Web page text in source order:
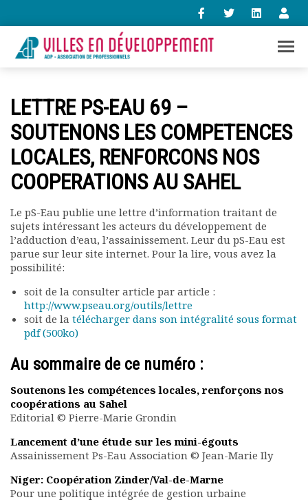
contact@villes-developpement.org
Accueil
L’association
Qui sommes-nous ?
Le bureau
Statuts de l’association
Vie de l’association
Calendrier des activités
Assemblées générales
Comptes rendus mensuels
Rapports moraux
Rapports financiers
Le bulletin
Présentation du bulletin
Comité de rédaction
Bulletins Villes en
Kiosk
Nos actions
LETTRE PS-EAU 69 –
SOUTENONS LES COMPETENCES
LOCALES, RENFORCONS NOS
COOPERATIONS AU SAHEL
Le pS-Eau publie une lettre d’information traitant de
sujets intéressant les acteurs du développement de
l’adduction d’eau, l’assainissement. Leur du pS-Eau est
parue sur leur site internet. Pour la lire, vous avez la
possibilité:
soit de la consulter article par article :
http://www.pseau.org/outils/lettre
soit de la télécharger dans son intégralité sous format
pdf (500ko)
Au sommaire de ce numéro :
Soutenons les compétences locales, renforçons nos
coopérations au Sahel
Editorial © Pierre-Marie Grondin
Lancement d’une étude sur les mini-égouts
Assainissement Ps-Eau Association © Jean-Marie Ily
Niger: Coopération Zinder/Val-de-Marne
Pour une politique intégrée de gestion urbaine